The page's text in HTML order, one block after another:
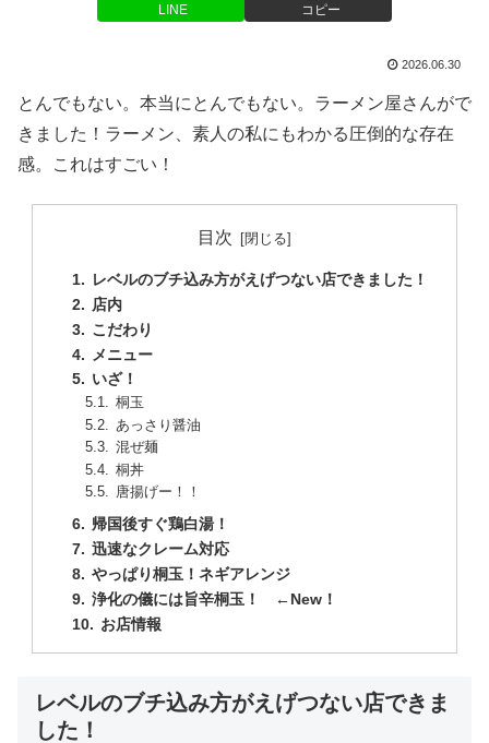
LINE コピー
2026.06.30
とんでもない。本当にとんでもない。ラーメン屋さんがで
きました！ラーメン、素人の私にもわかる圧倒的な存在
感。これはすごい！
目次
レベルのブチ込み方がえげつない店できました！
店内
こだわり
メニュー
いざ！
桐玉
あっさり醤油
混ぜ麺
桐丼
唐揚げー！！
帰国後すぐ鶏白湯！
迅速なクレーム対応
やっぱり桐玉！ネギアレンジ
浄化の儀には旨辛桐玉！ ←New！
お店情報
レベルのブチ込み方がえげつない店できま
した！